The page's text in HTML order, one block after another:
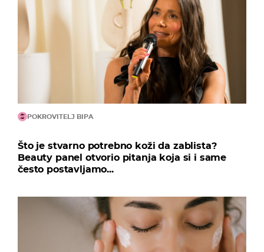
POKROVITELJ BIPA
Što je stvarno potrebno koži da zablista?
Beauty panel otvorio pitanja koja si i same
često postavljamo...